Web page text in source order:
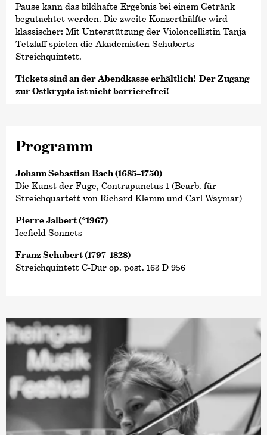
Pause kann das bildhafte Ergebnis bei einem Getränk
begutachtet werden. Die zweite Konzerthälfte wird
klassischer: Mit Unterstützung der Violoncellistin Tanja
Tetzlaff spielen die Akademisten Schuberts
Streichquintett.
Tickets sind an der Abendkasse erhältlich! Der Zugang
zur Ostkrypta ist nicht barrierefrei!
Programm
Johann Sebastian Bach (1685–1750)
Die Kunst der Fuge, Contrapunctus 1 (Bearb. für
Streichquartett von Richard Klemm und Carl Waymar)
Pierre Jalbert (*1967)
Icefield Sonnets
Franz Schubert (1797–1828)
Streichquintett C-Dur op. post. 163 D 956